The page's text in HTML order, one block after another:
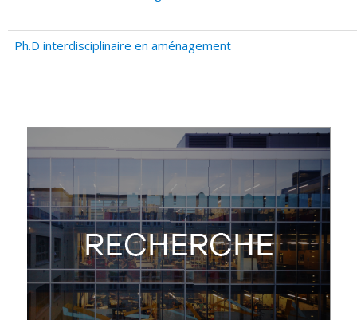
Ph.D interdisciplinaire en aménagement